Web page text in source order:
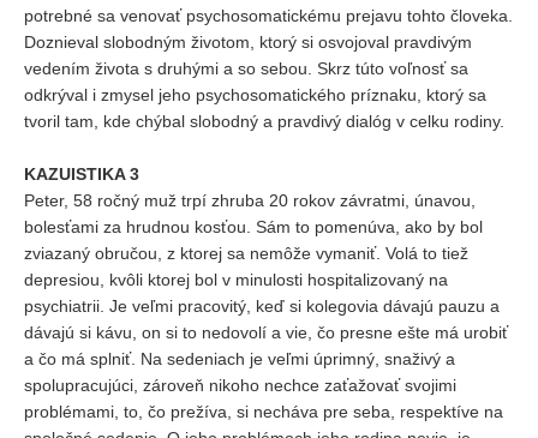
potrebné sa venovať psychosomatickému prejavu tohto človeka.
Doznieval slobodným životom, ktorý si osvojoval pravdivým
vedením života s druhými a so sebou. Skrz túto voľnosť sa
odkrýval i zmysel jeho psychosomatického príznaku, ktorý sa
tvoril tam, kde chýbal slobodný a pravdivý dialóg v celku rodiny.
KAZUISTIKA 3
Peter, 58 ročný muž trpí zhruba 20 rokov závratmi, únavou,
bolesťami za hrudnou kosťou. Sám to pomenúva, ako by bol
zviazaný obručou, z ktorej sa nemôže vymaniť. Volá to tiež
depresiou, kvôli ktorej bol v minulosti hospitalizovaný na
psychiatrii. Je veľmi pracovitý, keď si kolegovia dávajú pauzu a
dávajú si kávu, on si to nedovolí a vie, čo presne ešte má urobiť
a čo má splniť. Na sedeniach je veľmi úprimný, snaživý a
spolupracujúci, zároveň nikoho nechce zaťažovať svojimi
problémami, to, čo prežíva, si necháva pre seba, respektíve na